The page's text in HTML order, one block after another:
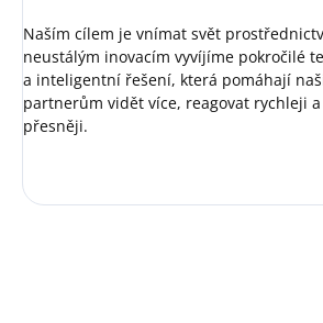
Naším cílem je vnímat svět
neustálým inovacím vyvíjíme pokročilé
a inteligentní řešení, která pomáhají
partnerům vidět více, reagovat rychleji
přesněji.